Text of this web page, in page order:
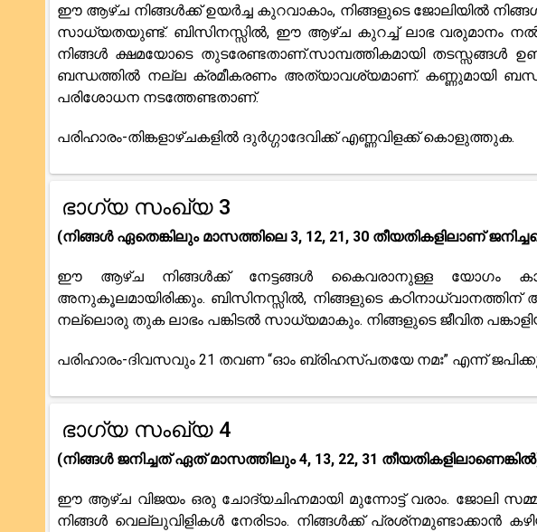
ഈ ആഴ്ച നിങ്ങൾക്ക് ഉയർച്ച കുറവാകാം, നിങ്ങളുടെ ജോലിയിൽ
സാധ്യതയുണ്ട്. ബിസിനസ്സിൽ, ഈ ആഴ്‌ച കുറച്ച് ലാഭ വരുമാനം
നിങ്ങൾ ക്ഷമയോടെ തുടരേണ്ടതാണ്.സാമ്പത്തികമായി തടസ്സങ്ങൾ
ബന്ധത്തിൽ നല്ല ക്രമീകരണം അത്യാവശ്യമാണ്. കണ്ണുമായി
പരിശോധന നടത്തേണ്ടതാണ്.
പരിഹാരം-തിങ്കളാഴ്ചകളിൽ ദുർഗ്ഗാദേവിക്ക് എണ്ണവിളക്ക് കൊളുത്തുക.
ഭാഗ്യ സംഖ്യ 3
(നിങ്ങൾ ഏതെങ്കിലും മാസത്തിലെ 3, 12, 21, 30 തീയതികളിലാണ്
ഈ ആഴ്ച നിങ്ങൾക്ക് നേട്ടങ്ങൾ കൈവരാനുള്ള യോഗം
അനുകൂലമായിരിക്കും. ബിസിനസ്സിൽ, നിങ്ങളുടെ കഠിനാധ്വാനത്തിന്
നല്ലൊരു തുക ലാഭം പങ്കിടൽ സാധ്യമാകും. നിങ്ങളുടെ ജീവിത
പരിഹാരം-ദിവസവും 21 തവണ “ഓം ബ്രിഹസ്പതയേ നമഃ” എന്ന്
ഭാഗ്യ സംഖ്യ 4
(നിങ്ങൾ ജനിച്ചത് ഏത് മാസത്തിലും 4, 13, 22, 31
ഈ ആഴ്ച വിജയം ഒരു ചോദ്യചിഹ്നമായി മുന്നോട്ട് വരാം. ജോലി
നിങ്ങൾ വെല്ലുവിളികൾ നേരിടാം. നിങ്ങൾക്ക് പ്രശ്‌നമുണ്ടാക്കാൻ